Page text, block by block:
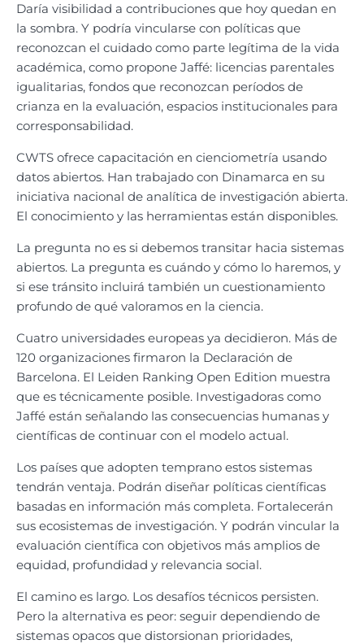
Daría visibilidad a contribuciones que hoy quedan en
la sombra. Y podría vincularse con políticas que
reconozcan el cuidado como parte legítima de la vida
académica, como propone Jaffé: licencias parentales
igualitarias, fondos que reconozcan períodos de
crianza en la evaluación, espacios institucionales para
corresponsabilidad.
CWTS ofrece capacitación en cienciometría usando
datos abiertos. Han trabajado con Dinamarca en su
iniciativa nacional de analítica de investigación abierta.
El conocimiento y las herramientas están disponibles.
La pregunta no es si debemos transitar hacia sistemas
abiertos. La pregunta es cuándo y cómo lo haremos, y
si ese tránsito incluirá también un cuestionamiento
profundo de qué valoramos en la ciencia.
Cuatro universidades europeas ya decidieron. Más de
120 organizaciones firmaron la Declaración de
Barcelona. El Leiden Ranking Open Edition muestra
que es técnicamente posible. Investigadoras como
Jaffé están señalando las consecuencias humanas y
científicas de continuar con el modelo actual.
Los países que adopten temprano estos sistemas
tendrán ventaja. Podrán diseñar políticas científicas
basadas en información más completa. Fortalecerán
sus ecosistemas de investigación. Y podrán vincular la
evaluación científica con objetivos más amplios de
equidad, profundidad y relevancia social.
El camino es largo. Los desafíos técnicos persisten.
Pero la alternativa es peor: seguir dependiendo de
sistemas opacos que distorsionan prioridades,